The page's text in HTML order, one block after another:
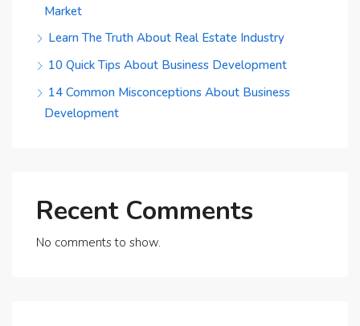
Market
Learn The Truth About Real Estate Industry
10 Quick Tips About Business Development
14 Common Misconceptions About Business
Development
Recent Comments
No comments to show.